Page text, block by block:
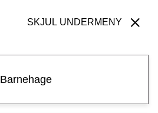
l
m
e
SKJUL UNDERMENY
Barnehage